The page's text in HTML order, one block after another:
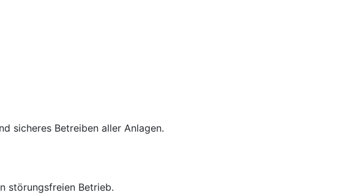
sicheres Betreiben aller Anlagen.
störungsfreien Betrieb.